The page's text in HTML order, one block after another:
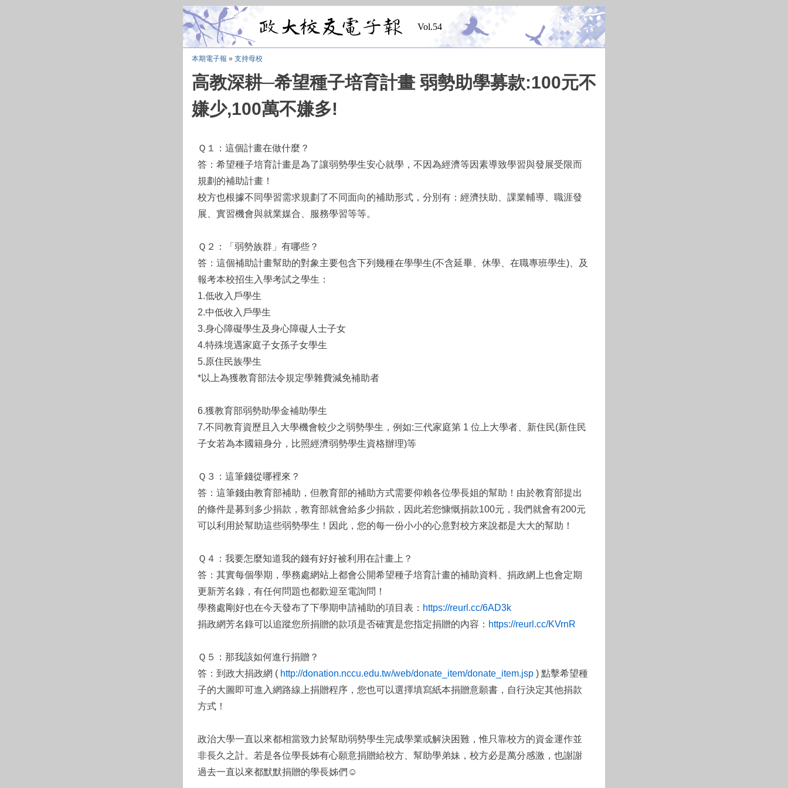
Vol.54
本期電子報 » 支持母校
高教深耕─希望種子培育計畫 弱勢助學募款:100元不
嫌少,100萬不嫌多!
Ｑ１：這個計畫在做什麼？
答：希望種子培育計畫是為了讓弱勢學生安心就學，不因為經濟等因素導致學習與發展受限而
規劃的補助計畫！
校方也根據不同學習需求規劃了不同面向的補助形式，分別有：經濟扶助、課業輔導、職涯發
展、實習機會與就業媒合、服務學習等等。
Ｑ２：「弱勢族群」有哪些？
答：這個補助計畫幫助的對象主要包含下列幾種在學學生(不含延畢、休學、在職專班學生)、及
報考本校招生入學考試之學生：
1.低收入戶學生
2.中低收入戶學生
3.身心障礙學生及身心障礙人士子女
4.特殊境遇家庭子女孫子女學生
5.原住民族學生
*以上為獲教育部法令規定學雜費減免補助者
6.獲教育部弱勢助學金補助學生
7.不同教育資歷且入大學機會較少之弱勢學生，例如:三代家庭第 1 位上大學者、新住民(新住民
子女若為本國籍身分，比照經濟弱勢學生資格辦理)等
Ｑ３：這筆錢從哪裡來？
答：這筆錢由教育部補助，但教育部的補助方式需要仰賴各位學長姐的幫助！由於教育部提出
的條件是募到多少捐款，教育部就會給多少捐款，因此若您慷慨捐款100元，我們就會有200元
可以利用於幫助這些弱勢學生！因此，您的每一份小小的心意對校方來說都是大大的幫助！
Ｑ４：我要怎麼知道我的錢有好好被利用在計畫上？
答：其實每個學期，學務處網站上都會公開希望種子培育計畫的補助資料、捐政網上也會定期
更新芳名錄，有任何問題也都歡迎至電詢問！
學務處剛好也在今天發布了下學期申請補助的項目表： https://reurl.cc/6AD3k
捐政網芳名錄可以追蹤您所捐贈的款項是否確實是您指定捐贈的內容： https://reurl.cc/KVrnR
Ｑ５：那我該如何進行捐贈？
答：到政大捐政網 ( http://donation.nccu.edu.tw/web/donate_item/donate_item.jsp ) 點擊希望種
子的大圖即可進入網路線上捐贈程序，您也可以選擇填寫紙本捐贈意願書，自行決定其他捐款
方式！
政治大學一直以來都相當致力於幫助弱勢學生完成學業或解決困難，惟只靠校方的資金運作並
非長久之計。若是各位學長姊有心願意捐贈給校方、幫助學弟妹，校方必是萬分感激，也謝謝
過去一直以來都默默捐贈的學長姊們☺️